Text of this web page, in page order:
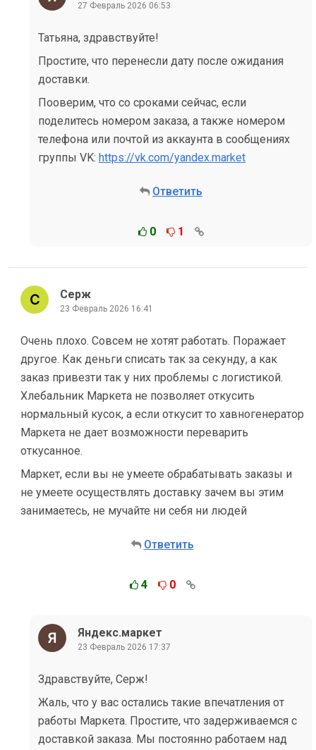
27 Февраль 2026 06:53
Татьяна, здравствуйте!
Простите, что перенесли дату после ожидания
доставки.
Пооверим, что со сроками сейчас, если
поделитесь номером заказа, а также номером
телефона или почтой из аккаунта в сообщениях
группы VK: https://vk.com/yandex.market
Ответить
0 1
Серж
23 Февраль 2026 16:41
Очень плохо. Совсем не хотят работать. Поражает
другое. Как деньги списать так за секунду, а как
заказ привезти так у них проблемы с логистикой.
Хлебальник Маркета не позволяет откусить
нормальный кусок, а если откусит то хавногенератор
Маркета не дает возможности переварить
откусанное.
Маркет, если вы не умеете обрабатывать заказы и
не умеете осуществлять доставку зачем вы этим
занимаетесь, не мучайте ни себя ни людей
Ответить
4 0
Яндекс.маркет
23 Февраль 2026 17:37
Здравствуйте, Серж!
Жаль, что у вас остались такие впечатления от
работы Маркета. Простите, что задерживаемся с
доставкой заказа. Мы постоянно работаем над